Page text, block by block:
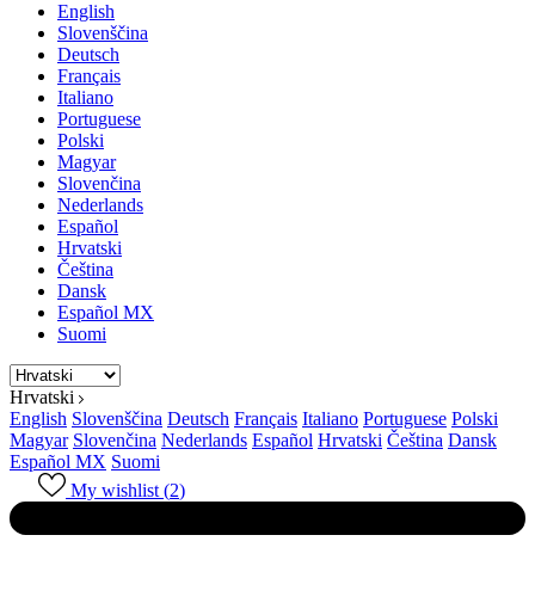
English
Slovenščina
Deutsch
Français
Italiano
Portuguese
Polski
Magyar
Slovenčina
Nederlands
Español
Hrvatski
Čeština
Dansk
Español MX
Suomi
Hrvatski
English Slovenščina Deutsch Français Italiano Portuguese Polski
Magyar Slovenčina Nederlands Español Hrvatski Čeština Dansk
Español MX Suomi
My wishlist (2)